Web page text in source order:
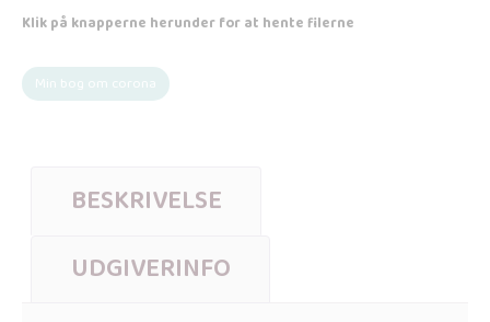
Klik på knapperne herunder for at hente filerne
Min bog om corona
BESKRIVELSE
UDGIVERINFO